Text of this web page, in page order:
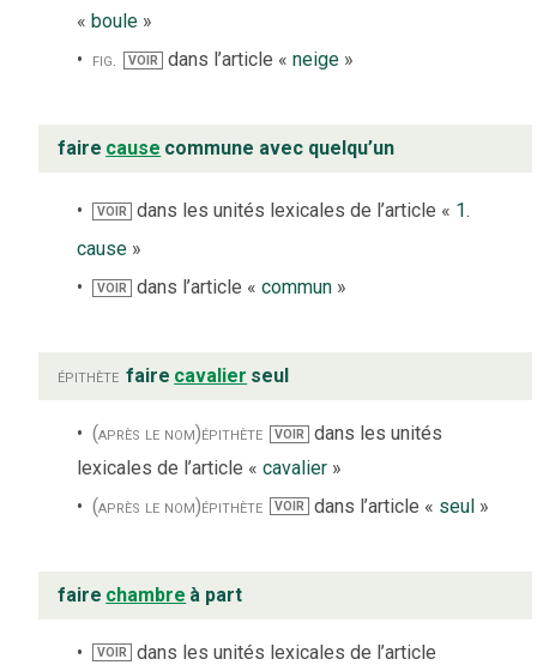
« boule »
fig.
VOIR dans l’article « neige»
faire cause commune avec quelqu’un
VOIR dans les unités lexicales de l’article « 1.
cause »
VOIR dans l’article «commun »
épithète faire cavalier seul
(après le nom)épithète VOIR dans les unités
lexicales de l’article « cavalier »
(après le nom)épithète VOIR dans l’article « seul»
faire chambre à part
VOIR
dans les unités lexicales de l’article